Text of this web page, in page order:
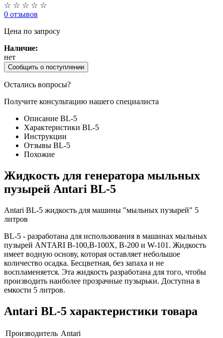
☆ ☆ ☆ ☆ ☆
0 отзывов
Цена по запросу
Наличие:
нет
Сообщить о поступлении
Остались вопросы?
Получите консультацию нашего специалиста
Описание BL-5
Характеристики BL-5
Инструкции
Отзывы BL-5
Похожие
Жидкость для генератора мыльных
пузырей Antari BL-5
Antari BL-5 жидкость для машины "мыльных пузырей" 5
литров
BL-5 - разработана для использования в машинах мыльных
пузырей ANTARI B-100,B-100Х, B-200 и W-101. Жидкость
имеет водную основу, которая оставляет небольшое
количество осадка. Бесцветная, без запаха и не
воспламеняется. Эта жидкость разработана для того, чтобы
производить наиболее прозрачные пузырьки. Доступна в
емкости 5 литров.
Antari BL-5 характеристики товара
Производитель Antari